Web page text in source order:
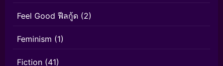
Feel Good ฟีลกู้ด (2)
Feminism (1)
Fiction (41)